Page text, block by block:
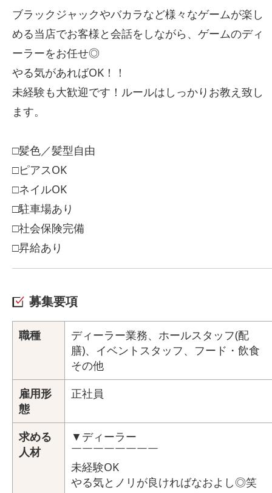
ブラックジャックやバカラなど様々なゲームが楽し
める当店でお客様と会話をしながら、ゲームのディ
ーラーをお任せ◎
やる気があればOK！！
未経験も大歓迎です！ルールはしっかりお教え致し
ます。
□髪色／髪型自由
□ピアスOK
□ネイルOK
□駐車場あり
□社会保険完備
□昇給あり
募集要項
職種
ディーラー業務、ホールスタッフ(配
膳)、イベントスタッフ、フード・飲食
その他
雇用形
態
正社員
求める
人材
▼ディーラー
￣￣￣￣￣￣￣￣
未経験OK
やる気とノリが良ければなおよし◎笑